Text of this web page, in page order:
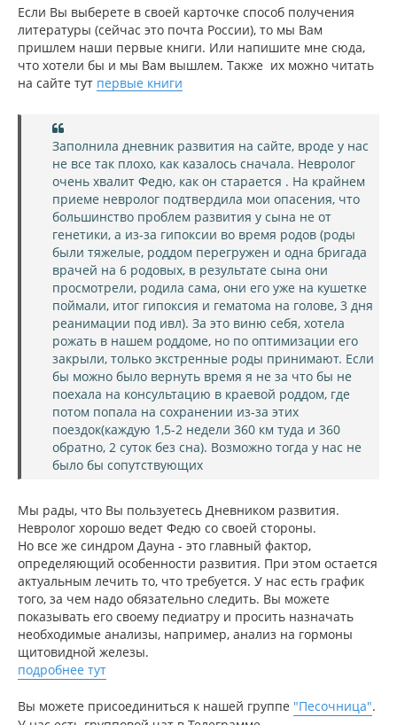
Если Вы выберете в своей карточке способ получения
литературы (сейчас это почта России), то мы Вам
пришлем наши первые книги. Или напишите мне сюда,
что хотели бы и мы Вам вышлем. Также их можно читать
на сайте тут первые книги
Заполнила дневник развития на сайте, вроде у нас
не все так плохо, как казалось сначала. Невролог
очень хвалит Федю, как он старается . На крайнем
приеме невролог подтвердила мои опасения, что
большинство проблем развития у сына не от
генетики, а из-за гипоксии во время родов (роды
были тяжелые, роддом перегружен и одна бригада
врачей на 6 родовых, в результате сына они
просмотрели, родила сама, они его уже на кушетке
поймали, итог гипоксия и гематома на голове, 3 дня
реанимации под ивл). За это виню себя, хотела
рожать в нашем роддоме, но по оптимизации его
закрыли, только экстренные роды принимают. Если
бы можно было вернуть время я не за что бы не
поехала на консультацию в краевой роддом, где
потом попала на сохранении из-за этих
поездок(каждую 1,5-2 недели 360 км туда и 360
обратно, 2 суток без сна). Возможно тогда у нас не
было бы сопутствующих
Мы рады, что Вы пользуетесь Дневником развития.
Невролог хорошо ведет Федю со своей стороны.
Но все же синдром Дауна - это главный фактор,
определяющий особенности развития. При этом остается
актуальным лечить то, что требуется. У нас есть график
того, за чем надо обязательно следить. Вы можете
показывать его своему педиатру и просить назначать
необходимые анализы, например, анализ на гормоны
щитовидной железы.
подробнее тут
Вы можете присоединиться к нашей группе "Песочница".